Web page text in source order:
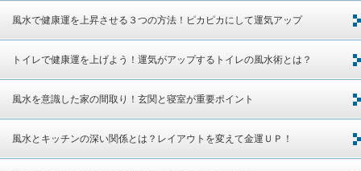
風水で健康運を上昇させる３つの方法！ピカピカにして運気アップ
トイレで健康運を上げよう！運気がアップするトイレの風水術とは？
風水を意識した家の間取り！玄関と寝室が重要ポイント
風水とキッチンの深い関係とは？レイアウトを変えて金運ＵＰ！